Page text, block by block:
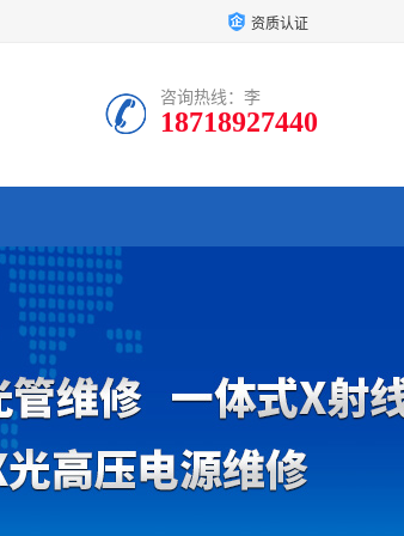
资质认证
咨询热线：李
18718927440